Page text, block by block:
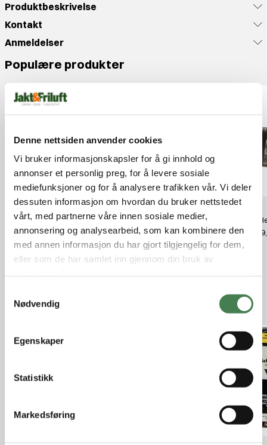
Denne nettsiden anvender cookies
Vi bruker informasjonskapsler for å gi innhold og
annonser et personlig preg, for å levere sosiale
mediefunksjoner og for å analysere trafikken vår. Vi deler
dessuten informasjon om hvordan du bruker nettstedet
vårt, med partnerne våre innen sosiale medier,
annonsering og analysearbeid, som kan kombinere den
med annen informasjon du har gjort tilgjengelig for dem,
eller som de har samlet inn gjennom din bruk av
Nødvendig
Egenskaper
Statistikk
Markedsføring
Produktbeskrivelse
Kontakt
Anmeldelser
Populære produkter
Hornady Lubes, Cleaners &
Polishes One Shot Gun Cleaner
kr 280,00
Bore snake pussesnor Hagle 12
kr 420,00
KKC
kr
Relaterte produkter